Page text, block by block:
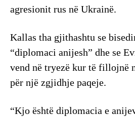
agresionit rus në Ukrainë.
Kallas tha gjithashtu se
“diplomaci anijesh” dhe se
vend në tryezë kur të fillojnë
për një zgjidhje paqeje.
“Kjo është diplomacia e